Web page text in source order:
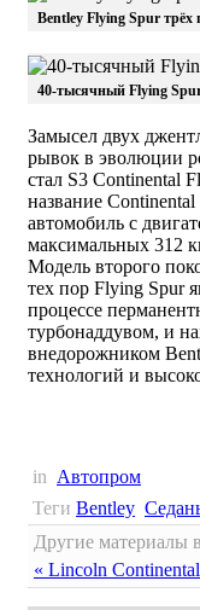
Bentley Flying Spur трёх
40-тысячный Flying
Замысел двух
рывок в эволюции
стал S3 Continental
название
автомобиль с
максимальных 312
Модель второго
тех пор Flying Spur
процессе
турбонаддувом, и
внедорожником
технологий и
in Автопром
Теги Bentley
Другие материалы
« Lincoln